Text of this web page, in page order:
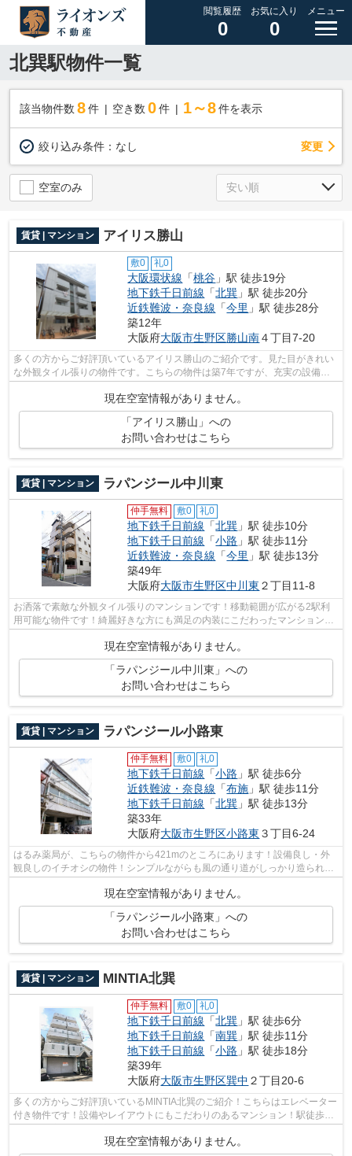
閲覧履歴
0
お気に入り
0
メニュー
北巽駅物件一覧
該当物件数 8件 空き数 0 件 1～8 件を表示
絞り込み条件： なし 変更
空室のみ
賃貸 | マンション アイリス勝山
敷0 礼0
大阪環状線 「桃谷 」駅 徒歩19分
地下鉄千日前線 「北巽 」駅 徒歩20分
近鉄難波・奈良線 「今里 」駅 徒歩28分
築12年
大阪府大阪市生野区勝山南４丁目7-20
多くの方からご好評頂いているアイリス勝山のご紹介です。見た目がきれい
な外観タイル張りの物件です。こちらの物件は築7年ですが、充実の設備が
現在空室情報がありません。
「アイリス勝山」への
お問い合わせはこちら
賃貸 | マンション ラパンジール中川東
仲手無料 敷0 礼0
地下鉄千日前線 「北巽 」駅 徒歩10分
地下鉄千日前線 「小路 」駅 徒歩11分
近鉄難波・奈良線 「今里 」駅 徒歩13分
築49年
大阪府大阪市生野区中川東 ２丁目11-8
お洒落で素敵な外観タイル張りのマンションです！移動範囲が広がる2駅利
用可能な物件です！綺麗好きな方にも満足の内装にこだわったマンションタ
現在空室情報がありません。
「ラパンジール中川東」への
お問い合わせはこちら
賃貸 | マンション ラパンジール小路東
仲手無料 敷0 礼0
地下鉄千日前線 「小路 」駅 徒歩6分
近鉄難波・奈良線 「布施 」駅 徒歩11分
地下鉄千日前線 「北巽 」駅 徒歩13分
築33年
大阪府大阪市生野区小路東 ３丁目6-24
はるみ薬局が、こちらの物件から421mのところにあります！設備良し・外
観良しのイチオシの物件！シンプルながらも風の通り道がしっかり造られて
いるマンションです！2駅利用できる場所...
現在空室情報がありません。
「ラパンジール小路東」への
お問い合わせはこちら
賃貸 | マンション MINTIA北巽
仲手無料 敷0 礼0
地下鉄千日前線 「北巽 」駅 徒歩6分
地下鉄千日前線 「南巽 」駅 徒歩11分
地下鉄千日前線 「小路 」駅 徒歩18分
築39年
大阪府大阪市生野区巽中 ２丁目20-6
多くの方からご好評頂いているMINTIA北巽のご紹介！こちらはエレベーター
付き物件です！設備やレイアウトにもこだわりのあるマンション！駅徒歩6
現在空室情報がありません。